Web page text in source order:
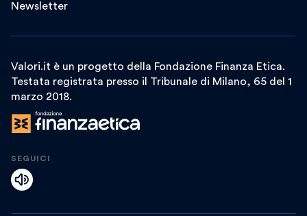
Newsletter
Valori.it è un progetto della Fondazione Finanza Etica.
Testata registrata presso il Tribunale di Milano, 65 del 1
marzo 2018.
SEGUICI